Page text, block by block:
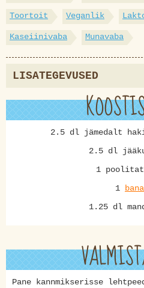
Toortoit Veganlik
Kaseiinivaba Munavaba
LISATEGEVUSED
2.5 dl jämedalt
2.5 dl
1
1
1.25 dl
Pane kannmikserisse